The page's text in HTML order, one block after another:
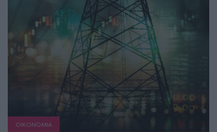
ΟΙΚΟΝΟΜΙΑ